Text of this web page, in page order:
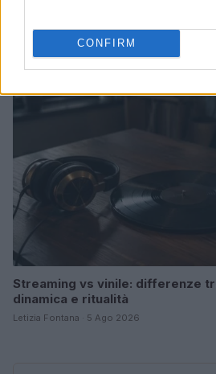
CONFIRM
NEWS
Streaming vs vinile: differenze
dinamica e ritualità
Letizia Fontana · 5 Ago 2026